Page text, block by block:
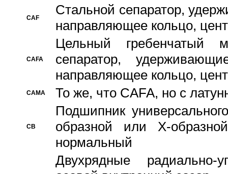
CAF
Стальной сепаратор,
направляющее кольцо,
CAFA
Цельный гребенчатый
сепаратор,
направляющее кольцо,
CAMA То же, что CAFA, но с
CB
Подшипник
образной или Х-
нормальный
Двухрядные радиально-